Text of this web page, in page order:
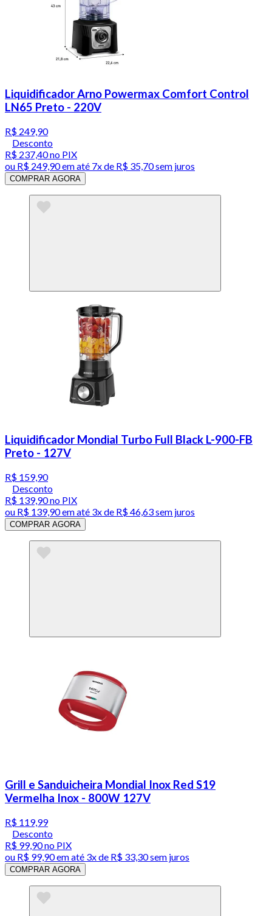
Liquidificador Arno Powermax Comfort Control
LN65 Preto - 220V
R$ 249,90
Desconto
R$ 237,40no PIX
ou R$ 249,90em até 7x de R$ 35,70 sem juros
COMPRAR AGORA
Liquidificador Mondial Turbo Full Black L-900-FB
Preto - 127V
R$ 159,90
Desconto
R$ 139,90no PIX
ou R$ 139,90em até 3x de R$ 46,63 sem juros
COMPRAR AGORA
Grill e Sanduicheira Mondial Inox Red S19
Vermelha Inox - 800W 127V
R$ 119,99
Desconto
R$ 99,90no PIX
ou R$ 99,90em até 3x de R$ 33,30 sem juros
COMPRAR AGORA